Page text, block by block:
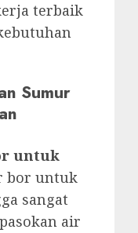
terbaik
Sumur
untuk
bor untuk
sangat
air